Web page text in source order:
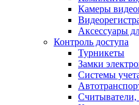
Камеры
Аксессуары
Контроль доступа
Турникеты
Замки
Системы
Считыватели,